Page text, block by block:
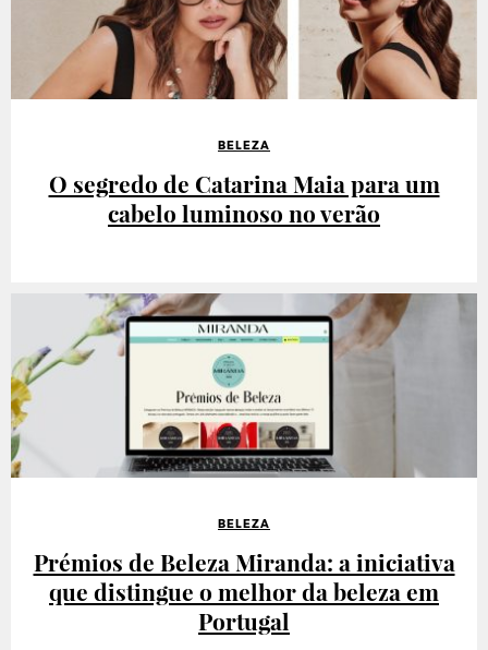
BELEZA
O segredo de Catarina Maia para um
cabelo luminoso no verão
BELEZA
Prémios de Beleza Miranda: a iniciativa
que distingue o melhor da beleza em
Portugal